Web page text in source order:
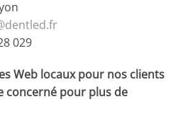
029
Web locaux pour nos clients
concerné pour plus de